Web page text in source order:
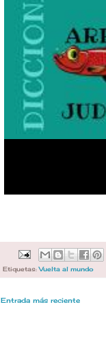
Etiquetas:Vuelta al mundo
Entrada más reciente